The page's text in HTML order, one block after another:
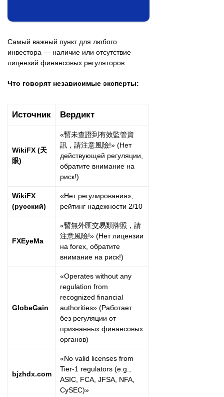
Самый важный пункт для любого
инвестора — наличие или отсутствие
лицензий финансовых регуляторов.
Что говорят независимые эксперты:
Источник Вердикт
WikiFX (天
眼)
«暫未查證到有效監管資
訊，請注意風險!» (Нет
действующей регуляции,
обратите внимание на
риск!)
WikiFX
(русский)
«Нет регулирования»,
рейтинг надежности 2/10
FXEyeMa
«暫無外匯交易類牌照，請
注意風險!» (Нет лицензии
на forex, обратите
внимание на риск!)
GlobeGain
«Operates without any
regulation from
recognized financial
authorities» (Работает
без регуляции от
признанных финансовых
органов)
bjzhdx.com
«No valid licenses from
Tier-1 regulators (e.g.,
ASIC, FCA, JFSA, NFA,
CySEC)»